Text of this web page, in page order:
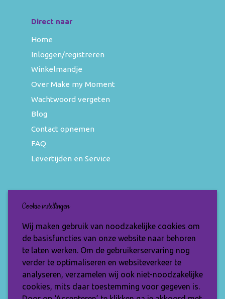
Direct naar
Home
Inloggen/registreren
Winkelmandje
Over Make my Moment
Wachtwoord vergeten
Blog
Contact opnemen
FAQ
Levertijden en Service
Nieuwsbrief
Wil jij op de hoogte blijven van de nieuwste
items en speciale aanbiedingen? Vul je e-
mailadres dan in en ontvang de Make My
Moment nieuwsbrief.
Cookie instellingen
Wij maken gebruik van noodzakelijke cookies om
de basisfuncties van onze website naar behoren
te laten werken. Om de gebruikerservaring nog
verder te optimaliseren en websiteverkeer te
analyseren, verzamelen wij ook niet-noodzakelijke
cookies, mits daar toestemming voor gegeven is.